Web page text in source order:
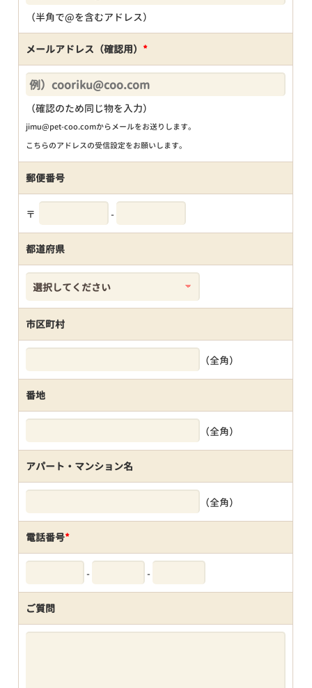
（半角で@を含むアドレス）
メールアドレス（確認用） *
（確認のため同じ物を入力）
jimu@pet-coo.comからメールをお送りします。
こちらのアドレスの受信設定をお願いします。
郵便番号
〒 -
都道府県
市区町村
（全角）
番地
（全角）
アパート・マンション名
（全角）
電話番号*
- -
ご質問